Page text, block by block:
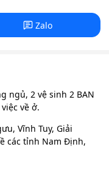
Zalo
ngủ, 2 vệ sinh 2 BAN
về ở.
Vĩnh Tuy, Giải
các tỉnh Nam Định,